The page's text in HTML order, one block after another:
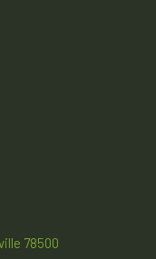
78500